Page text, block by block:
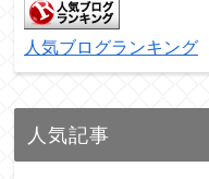
人気ブログランキング
人気記事